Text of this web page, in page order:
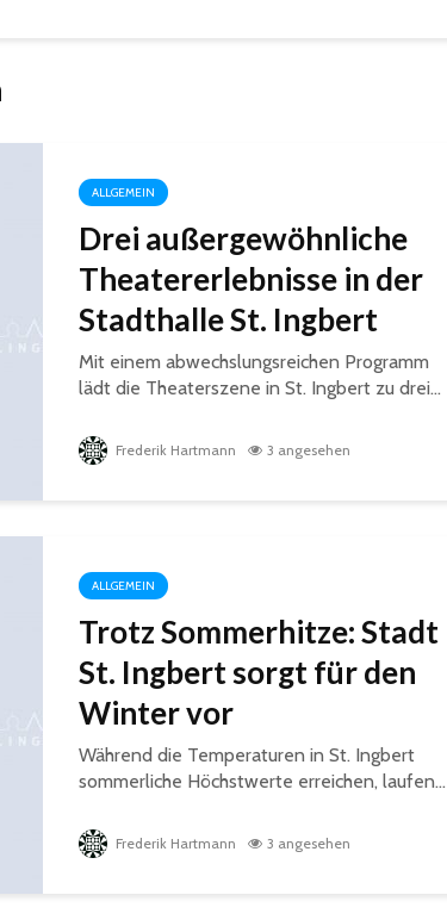
ALLGEMEIN
Drei außergewöhnliche
Theatererlebnisse in der
Stadthalle St. Ingbert
Mit einem abwechslungsreichen Programm
lädt die Theaterszene in St. Ingbert zu drei...
Frederik Hartmann 3 angesehen
ALLGEMEIN
Trotz Sommerhitze: Stadt
St. Ingbert sorgt für den
Winter vor
Während die Temperaturen in St. Ingbert
sommerliche Höchstwerte erreichen, laufen...
Frederik Hartmann 3 angesehen